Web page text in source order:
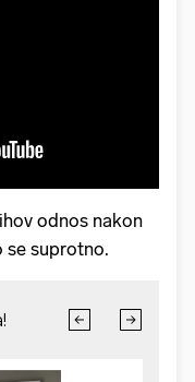
odnos nakon
suprotno.